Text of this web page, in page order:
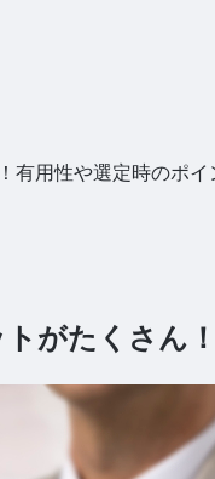
有用性や選定時のポイ
がたくさん